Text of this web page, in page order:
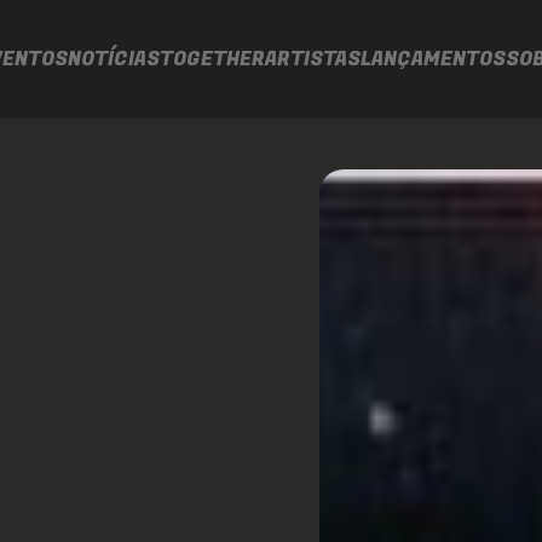
NOTÍCIASTOGETHERARTISTASLANÇAMENTOS